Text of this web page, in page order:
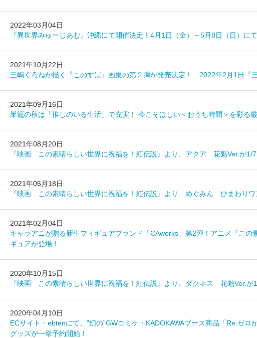
2022年03月04日
『異世界みゅーじあむ』沖縄にて開催決定！4月1日（金）～5月8日（日）に
2021年10月22日
三嶋くろねが描く『このすば』画集の第２弾が発売決定！ 2022年2月1日
2021年09月16日
巣籠の秋は「推しのいる生活」で充実！ 今こそほしい＜おうち時間＞を彩る
2021年08月20日
『映画 この素晴らしい世界に祝福を！紅伝説』より、アクア 花魁Ver.が
2021年05月18日
『映画 この素晴らしい世界に祝福を！紅伝説』より、めぐみん ひまわり
2021年02月04日
キャラアニが贈る新生フィギュアブランド「CAworks」第2弾！アニメ『こ
ギュアが登場！
2020年10月15日
『映画 この素晴らしい世界に祝福を！紅伝説』より、ダクネス 花魁Ver.
2020年04月10日
ECサイト・ebtenにて、”幻の”GWコミケ・KADOKAWAブース商品「Re:ゼ
グッズが一挙予約開始！